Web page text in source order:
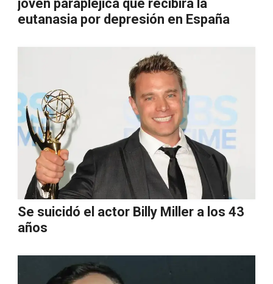
joven parapléjica que recibirá la
eutanasia por depresión en España
Se suicidó el actor Billy Miller a los 43
años